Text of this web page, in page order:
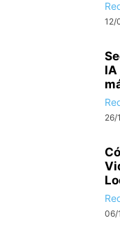
12/
26/
06/